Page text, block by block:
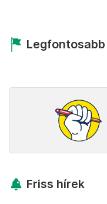
Legfontosabb
Friss hírek